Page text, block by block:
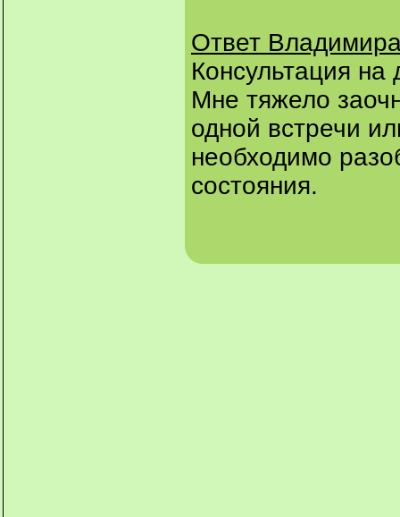
Ответ
Консультация
Мне тяжело
одной встречи
необходимо
состояния.